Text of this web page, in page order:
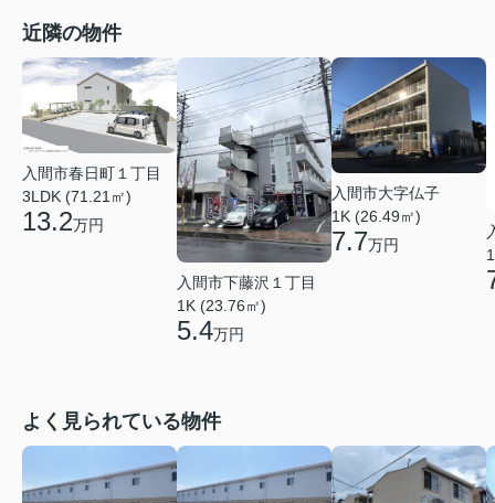
近隣の物件
入間市春日町１丁目
3LDK (71.21㎡)
13.2万円
入間市下藤沢１丁目
1K (23.76㎡)
5.4万円
入間市大字仏子
1K (26.49㎡)
7.7万円
よく見られている物件